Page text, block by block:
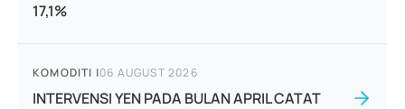
17,1%
KOMODITI |06 AUGUST 2026
INTERVENSI YEN PADA BULAN APRIL CATAT